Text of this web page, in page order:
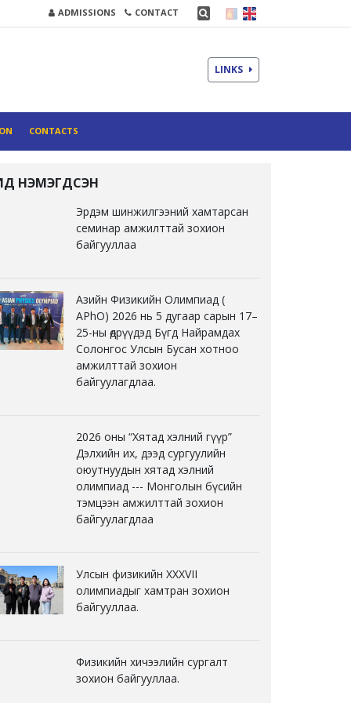
ADMISSIONS CONTACT
LINKS
CONTACTS
НЭМЭГДСЭН
Эрдэм шинжилгээний хамтарсан
семинар амжилттай зохион
байгууллаа
Азийн Физикийн Олимпиад (
APhO) 2026 нь 5 дугаар сарын 17–
25-ны өдрүүдэд Бүгд Найрамдах
Солонгос Улсын Бусан хотноо
амжилттай зохион
байгуулагдлаа.
2026 оны “Хятад хэлний гүүр”
Дэлхийн их, дээд сургуулийн
оюутнуудын хятад хэлний
олимпиад --- Монголын бүсийн
тэмцээн амжилттай зохион
байгуулагдлаа
Улсын физикийн XXXVII
олимпиадыг хамтран зохион
байгууллаа.
Физикийн хичээлийн сургалт
зохион байгууллаа.